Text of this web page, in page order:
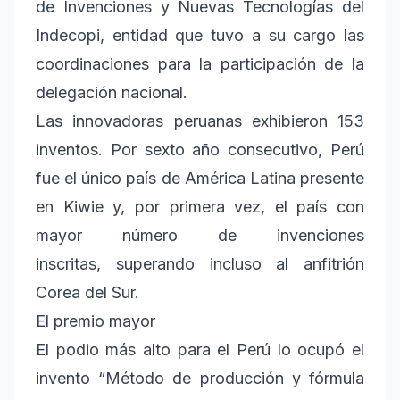
de Invenciones y Nuevas Tecnologías del
Indecopi, entidad que tuvo a su cargo las
coordinaciones para la participación de la
delegación nacional.
Las innovadoras peruanas exhibieron 153
inventos. Por sexto año consecutivo, Perú
fue el único país de América Latina presente
en Kiwie y, por primera vez, el país con
mayor número de invenciones
inscritas, superando incluso al anfitrión
Corea del Sur.
El premio mayor
El podio más alto para el Perú lo ocupó el
invento “Método de producción y fórmula